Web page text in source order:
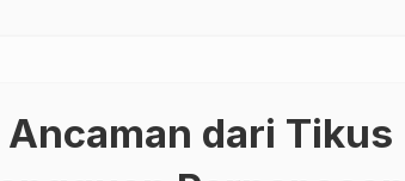
dari Tikus